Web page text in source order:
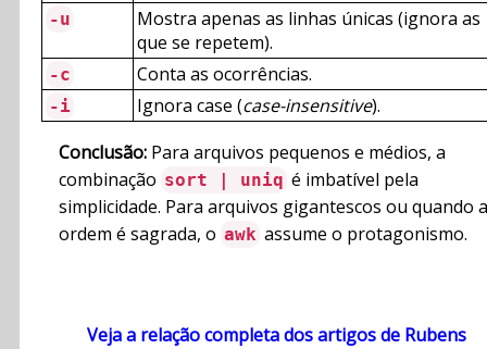
-u
Mostra apenas as linhas únicas (ignora as
que se repetem).
-c Conta as ocorrências.
-i Ignora case (case-insensitive).
Conclusão: Para arquivos pequenos e médios, a
combinação sort | uniq é imbatível pela
simplicidade. Para arquivos gigantescos ou quando a
ordem é sagrada, o awk assume o protagonismo.
Veja a relação completa dos artigos de Rubens